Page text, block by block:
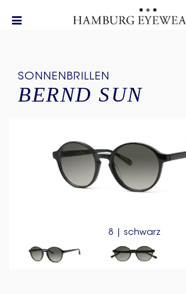
SONNENBRILLEN
BERND SUN
8 | schwarz